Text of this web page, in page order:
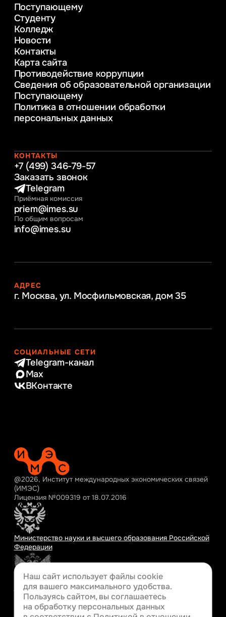
Психолого-педагогическое
консультирование и медиация
в образовании
Веб-дизайн
Управление инновационным развитием
предприятия
Уголовное право
Информационные технологии в бизнесе
Информационное и программное
обеспечение бизнес процессов
Управление человеческими ресурсами
Интернет-маркетинг
Поступающему
Студенту
Колледж
Новости
Контакты
Карта сайта
Противодействие коррупции
Сведения об образовательной организации
Поступающему
Политика в отношении обработки
персональных данных
КОНТАКТЫ
+7 (499) 346-79-57
Заказать звонок
Telegram
Приёмная комиссия
priem@imes.su
По общим вопросам
info@imes.su
АДРЕС
г. Москва, ул. Мосфильмовская, дом 35
СОЦИАЛЬНЫЕ СЕТИ
Telegram-канал
Max
ВКонтакте
@2026, Институт международных экономических связей
(ИМЭС)
Лицензия №009319 от 18.07.2016
Министерство науки и высшего образования Российской
Федерации
Министерство просвещения Российской Федерации
Наш сайт использует файлы cookie
для вашего максимального удобства.
Пользуясь сайтом, вы соглашаетесь
на обработку персональных данных